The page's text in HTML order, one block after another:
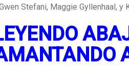
Stefani, Maggie Gyllenhaal, y